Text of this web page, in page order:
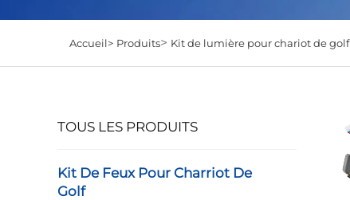
Accueil> Produits> Kit de lumière pour chariot de golf
TOUS LES PRODUITS
Kit De Feux Pour Charriot De
Golf